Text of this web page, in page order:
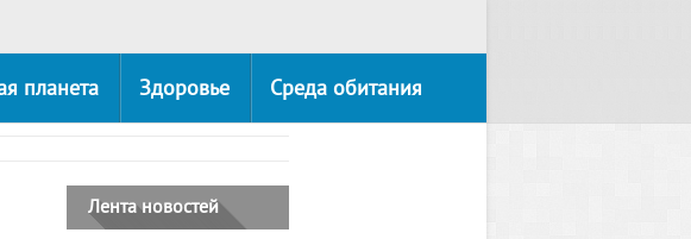
планета Здоровье Среда обитания
Лента новостей